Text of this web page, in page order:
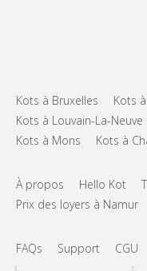
Kots à Bruxelles Kots
Kots à Louvain-La-Neuve
Kots à Mons
Kots à
À propos Hello Kot
Prix des loyers à Namur
FAQs Support CGU